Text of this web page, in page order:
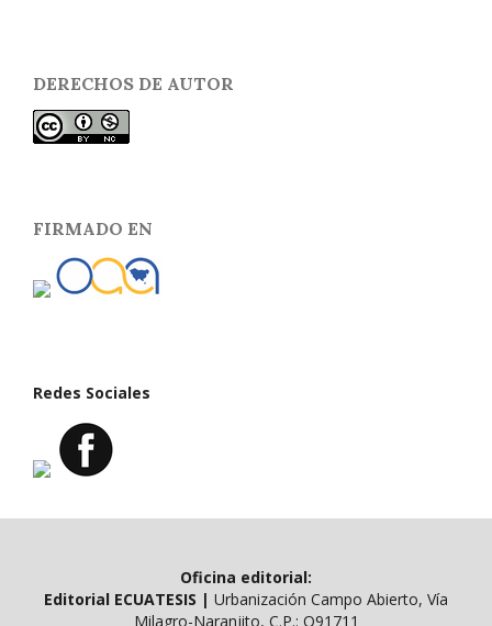
DERECHOS DE AUTOR
FIRMADO EN
Redes Sociales
Oficina editorial:
Editorial ECUATESIS | Urbanización Campo Abierto, Vía
Milagro-Naranjito, C.P.: O91711